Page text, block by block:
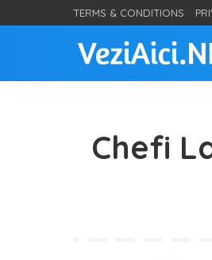
TERMS & CONDITIONS
Chefi